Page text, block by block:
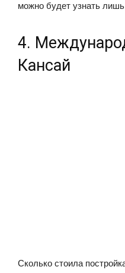
можно будет узнать
4.
Кансай
Сколько стоила